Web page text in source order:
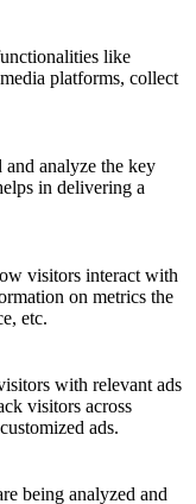
like
platforms, collect
and analyze the key
in delivering a
visitors interact with
on metrics the
etc.
with relevant ads
visitors across
ads.
being analyzed and